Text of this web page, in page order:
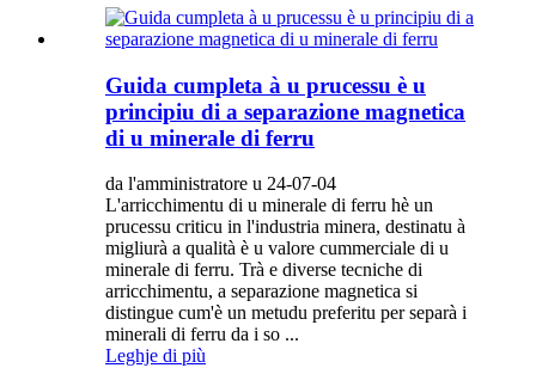
Guida cumpleta à u prucessu è u
principiu di a separazione magnetica
di u minerale di ferru
da l'amministratore u 24-07-04
L'arricchimentu di u minerale di ferru hè un
prucessu criticu in l'industria minera, destinatu à
migliurà a qualità è u valore cummerciale di u
minerale di ferru. Trà e diverse tecniche di
arricchimentu, a separazione magnetica si
distingue cum'è un metudu preferitu per separà i
minerali di ferru da i so ...
Leghje di più